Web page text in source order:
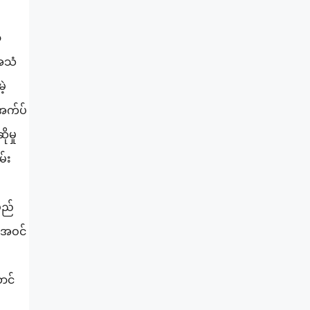
သံ
က်ပ်
မှု
း
ည်
အဝင်
င်